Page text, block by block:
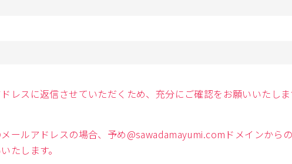
レスに返信させていただくため、充分にご確認をお願いいたしま
ールアドレスの場合、予め@sawadamayumi.comドメインから
たします。